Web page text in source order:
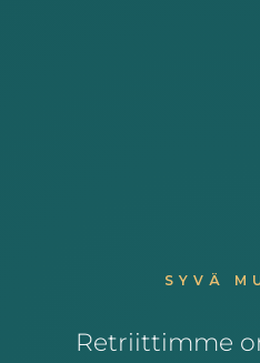
SYVÄ
Retriittimme